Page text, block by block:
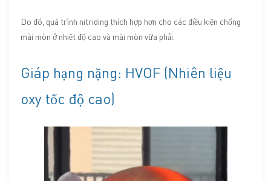
Do đó, quá trình nitriding thích hợp hơn cho các điều kiện chống
mài mòn ở nhiệt độ cao và mài mòn vừa phải.
Giáp hạng nặng: HVOF (Nhiên liệu
oxy tốc độ cao)